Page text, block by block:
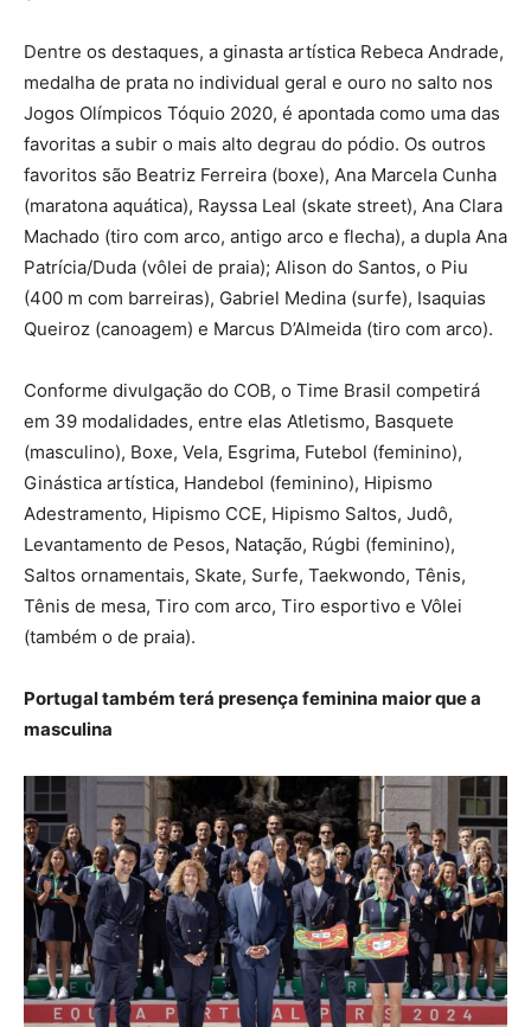
Dentre os destaques, a ginasta artística Rebeca Andrade,
medalha de prata no individual geral e ouro no salto nos
Jogos Olímpicos Tóquio 2020, é apontada como uma das
favoritas a subir o mais alto degrau do pódio. Os outros
favoritos são Beatriz Ferreira (boxe), Ana Marcela Cunha
(maratona aquática), Rayssa Leal (skate street), Ana Clara
Machado (tiro com arco, antigo arco e flecha), a dupla Ana
Patrícia/Duda (vôlei de praia); Alison do Santos, o Piu
(400 m com barreiras), Gabriel Medina (surfe), Isaquias
Queiroz (canoagem) e Marcus D’Almeida (tiro com arco).
Conforme divulgação do COB, o Time Brasil competirá
em 39 modalidades, entre elas Atletismo, Basquete
(masculino), Boxe, Vela, Esgrima, Futebol (feminino),
Ginástica artística, Handebol (feminino), Hipismo
Adestramento, Hipismo CCE, Hipismo Saltos, Judô,
Levantamento de Pesos, Natação, Rúgbi (feminino),
Saltos ornamentais, Skate, Surfe, Taekwondo, Tênis,
Tênis de mesa, Tiro com arco, Tiro esportivo e Vôlei
(também o de praia).
Portugal também terá presença feminina maior que a
masculina